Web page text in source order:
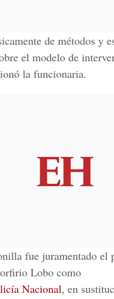
de métodos y
el modelo de
la funcionaria.
fue juramentado el
Lobo como
Nacional, en